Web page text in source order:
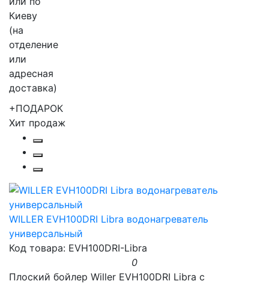
+ПОДАРОК
Хит продаж
WILLER EVH100DRI Libra водонагреватель
универсальный
Код товара: EVH100DRI-Libra
0
Плоский бойлер Willer EVH100DRI Libra с